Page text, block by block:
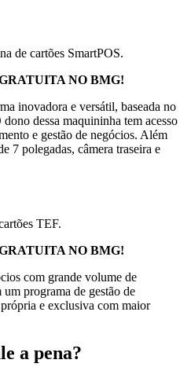
de cartões SmartPOS.
NO BMG!
inovadora e versátil, baseada no
dessa maquininha tem acesso
e gestão de negócios. Além
7 polegadas, câmera traseira e
TEF.
NO BMG!
com grande volume de
programa de gestão de
e exclusiva com maior
a pena?